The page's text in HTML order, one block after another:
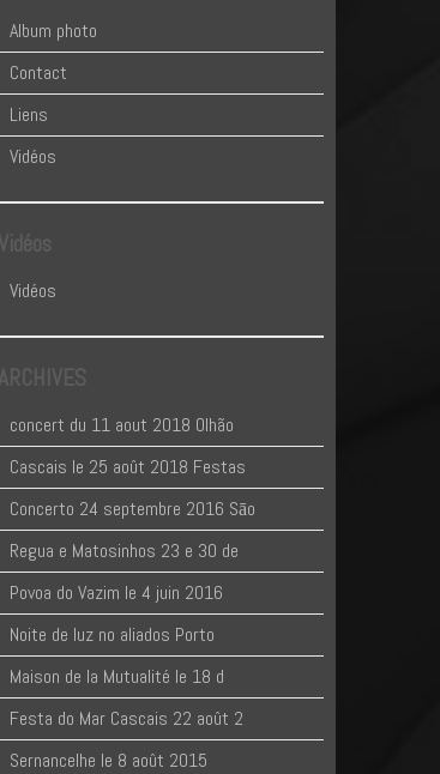
Album photo
Contact
Liens
Vidéos
Vidéos
Vidéos
ARCHIVES
concert du 11 aout 2018 Olhão
Cascais le 25 août 2018 Festas
Concerto 24 septembre 2016 Sāo
Regua e Matosinhos 23 e 30 de
Povoa do Vazim le 4 juin 2016
Noite de luz no aliados Porto
Maison de la Mutualité le 18 d
Festa do Mar Cascais 22 août 2
Sernancelhe le 8 août 2015